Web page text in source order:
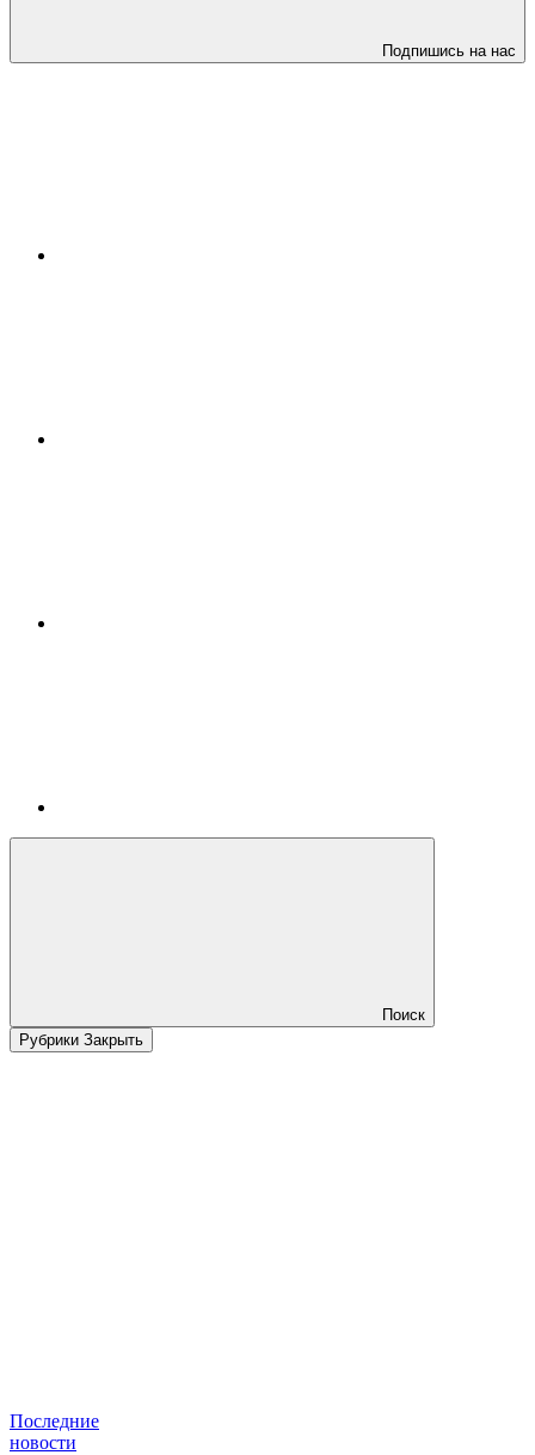
Подпишись на нас
Поиск
Рубрики Закрыть
Последние
новости